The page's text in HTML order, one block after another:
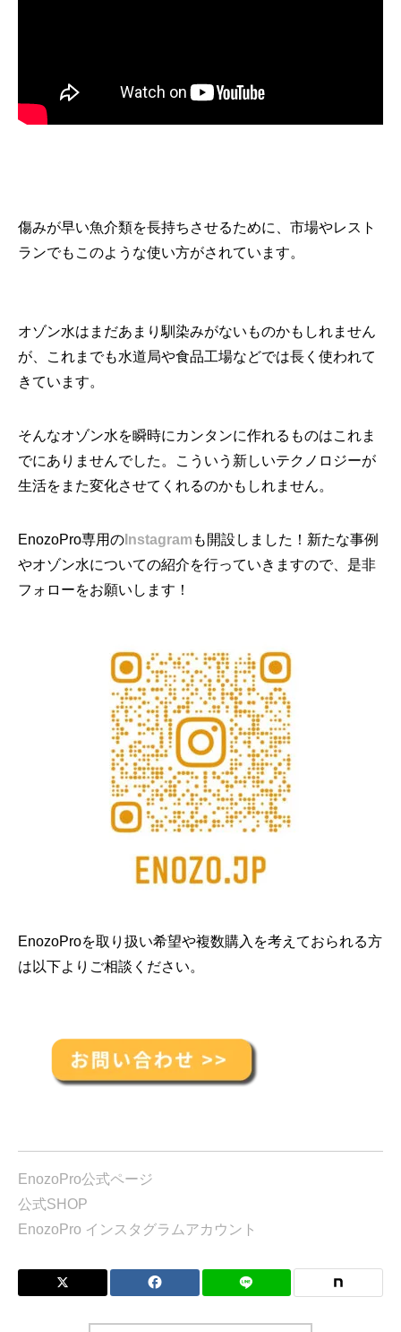
傷みが早い魚介類を長持ちさせるために、 市場やレスト
ランでもこのような使い方がされています。
オゾン水はまだあまり馴染みがないものかもしれません
が、
これまでも水道局や食品工場などでは長く使われて
きています。
そんなオゾン水を瞬時にカンタンに作れるものはこれま
でにありま せんでした。
こういう新しいテクノロジーが
生活をまた変化させてくれるのかも しれません。
EnozoPro専用の Instagram も開設しました！ 新たな事例
やオゾン水についての紹介を行っていきますので、 是非
フォローをお願いします！
EnozoProを取り扱い希望や複数購入を考えておられる方
は以下よりご相談ください。
EnozoPro公式ページ
公式SHOP
EnozoPro インスタグラムアカウント